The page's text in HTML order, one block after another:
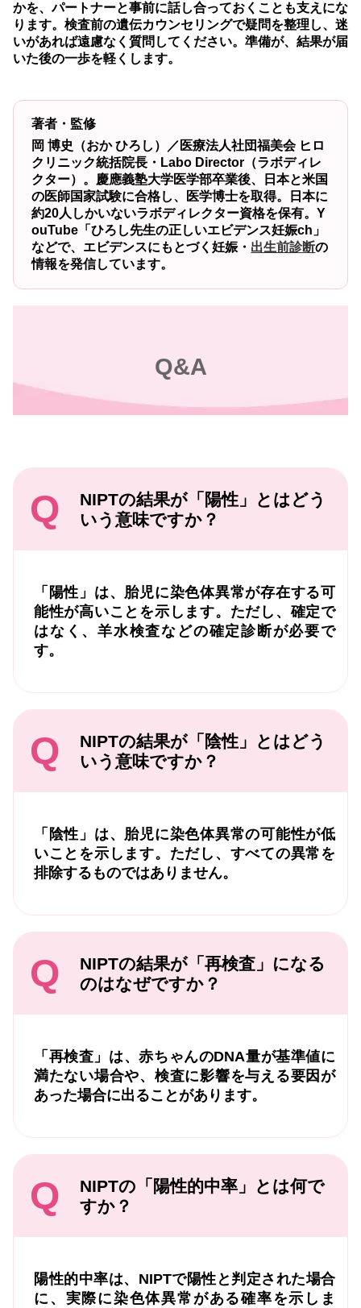
かを、パートナーと事前に話し合っておくことも支えにな
ります。検査前の遺伝カウンセリングで疑問を整理し、迷
いがあれば遠慮なく質問してください。準備が、結果が届
いた後の一歩を軽くします。
著者・監修
岡 博史（おか ひろし）／医療法人社団福美会 ヒロ
クリニック統括院長・Labo Director（ラボディレ
クター）。慶應義塾大学医学部卒業後、日本と米国
の医師国家試験に合格し、医学博士を取得。日本に
約20人しかいないラボディレクター資格を保有。Y
ouTube「ひろし先生の正しいエビデンス妊娠ch」
などで、エビデンスにもとづく妊娠・ 出生前診断の
情報を発信しています。
Q&A
Q
NIPTの結果が「陽性」とはどう
いう意味ですか？
「陽性」は、胎児に染色体異常が存在する可
能性が高いことを示します。ただし、確定で
はなく、羊水検査などの確定診断が必要で
す。
Q
NIPTの結果が「陰性」とはどう
いう意味ですか？
「陰性」は、胎児に染色体異常の可能性が低
いことを示します。ただし、すべての異常を
排除するものではありません。
Q
NIPTの結果が「再検査」になる
のはなぜですか？
「再検査」は、赤ちゃんのDNA量が基準値に
満たない場合や、検査に影響を与える要因が
あった場合に出ることがあります。
Q
NIPTの「陽性的中率」とは何で
すか？
陽性的中率は、NIPTで陽性と判定された場合
に、実際に染色体異常がある確率を示しま